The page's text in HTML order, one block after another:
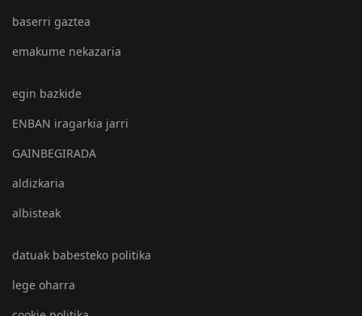
baserri gaztea
emakume nekazaria
egin bazkide
ENBAN iragarkia jarri
GAINBEGIRADA
aldizkaria
albisteak
datuak babesteko politika
lege oharra